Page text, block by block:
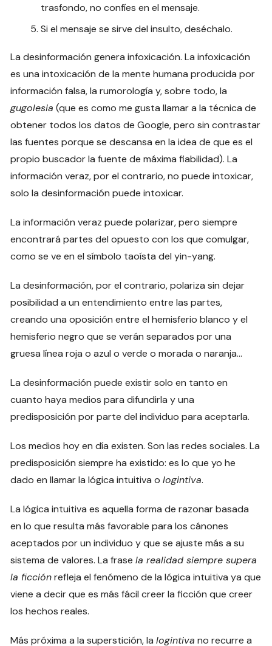
trasfondo, no confíes en el mensaje.
Si el mensaje se sirve del insulto, deséchalo.
La desinformación genera infoxicación. La infoxicación
es una intoxicación de la mente humana producida por
información falsa, la rumorología y, sobre todo, la
gugolesia (que es como me gusta llamar a la técnica de
obtener todos los datos de Google, pero sin contrastar
las fuentes porque se descansa en la idea de que es el
propio buscador la fuente de máxima fiabilidad). La
información veraz, por el contrario, no puede intoxicar,
solo la desinformación puede intoxicar.
La información veraz puede polarizar, pero siempre
encontrará partes del opuesto con los que comulgar,
como se ve en el símbolo taoísta del yin-yang.
La desinformación, por el contrario, polariza sin dejar
posibilidad a un entendimiento entre las partes,
creando una oposición entre el hemisferio blanco y el
hemisferio negro que se verán separados por una
gruesa línea roja o azul o verde o morada o naranja…
La desinformación puede existir solo en tanto en
cuanto haya medios para difundirla y una
predisposición por parte del individuo para aceptarla.
Los medios hoy en día existen. Son las redes sociales. La
predisposición siempre ha existido: es lo que yo he
dado en llamar la lógica intuitiva ologintiva.
La lógica intuitiva es aquella forma de razonar basada
en lo que resulta más favorable para los cánones
aceptados por un individuo y que se ajuste más a su
sistema de valores. La frasela realidad siempre supera
la ficciónrefleja el fenómeno de la lógica intuitiva ya que
viene a decir que es más fácil creer la ficción que creer
los hechos reales.
Más próxima a la superstición, lalogintiva no recurre a